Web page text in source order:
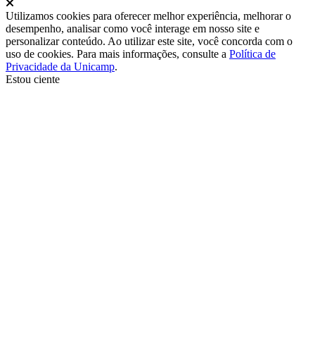
Utilizamos cookies para oferecer melhor experiência, melhorar o
desempenho, analisar como você interage em nosso site e
personalizar conteúdo. Ao utilizar este site, você concorda com o
uso de cookies. Para mais informações, consulte a Política de
Privacidade da Unicamp.
Estou ciente